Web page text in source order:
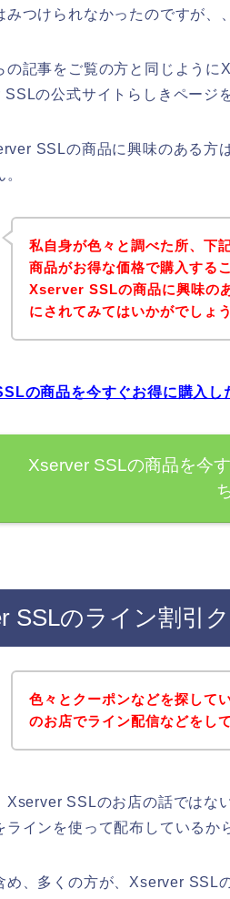
みつけられなかったのですが、
の記事をご覧の方と同じよう
SSLの公式サイトらしきページ
SSLの商品に興味のある方
私自身が色々と調べた所、下
商品がお得な価格で購入する
Xserver SSLの商品に興味の
にされてみてはいかがでしょ
の商品を今すぐお得に購入し
Xserver SSLの商品を今
SSLのライン割引
色々とクーポンなどを探して
のお店でライン配信などをし
Xserver SSLのお店の話ではな
ラインを使って配布しているか
め、多くの方が、Xserver SSL